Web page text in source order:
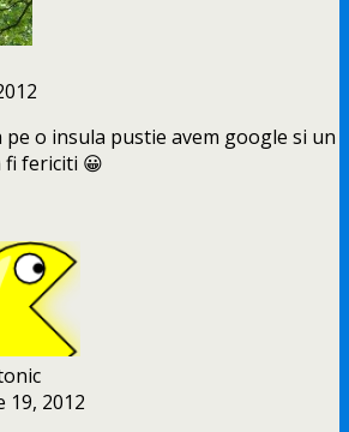
pe o insula pustie avem google si un
fi fericiti 😀
19, 2012